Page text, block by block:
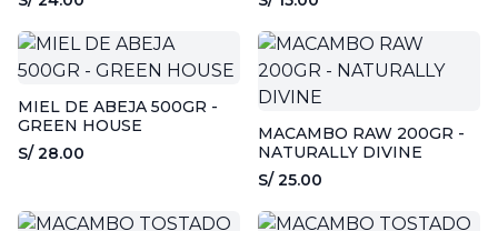
MIEL DE ABEJA 500GR -
GREEN HOUSE
S/ 28.00
MACAMBO RAW 200GR -
NATURALLY DIVINE
S/ 25.00